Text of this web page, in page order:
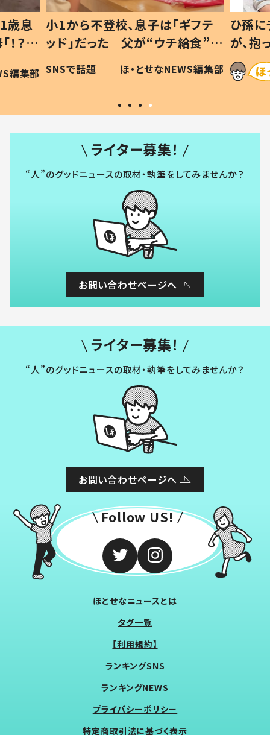
歳息
？」
編集部
小1から不登校、息子は「ギフテ
ッド」だった 父が“ウチ給食”を
作り続ける理由とは #令和の親
#令和の子
SNSで話題 ほ・とせなNEWS編集部
ひ孫
が、
「涙が
い」
ライター募集！
“人”のグッドニュースの取材・執筆をしてみませんか？
お問い合わせページへ
ライター募集！
“人”のグッドニュースの取材・執筆をしてみませんか？
お問い合わせページへ
Follow US!
ほとせなニュースとは
タグ一覧
【利用規約】
ランキングSNS
ランキングNEWS
プライバシーポリシー
特定商取引法に基づく表示